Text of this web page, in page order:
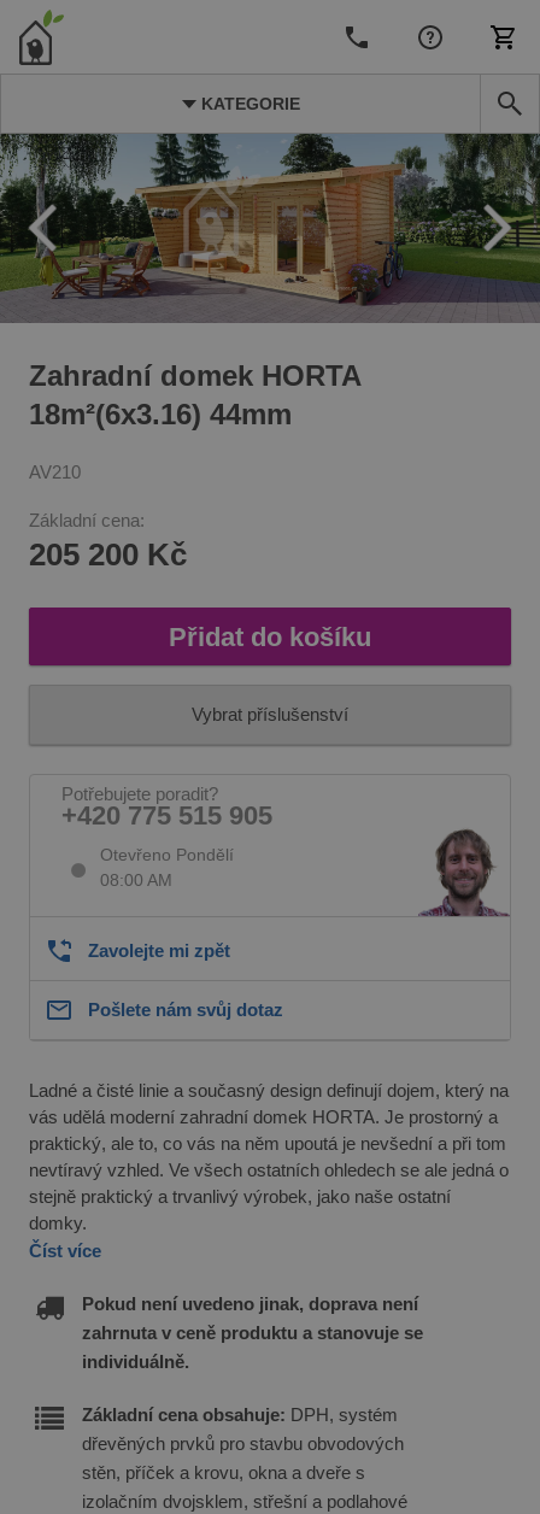
KATEGORIE
Zahradní domek HORTA
18m²(6x3.16) 44mm
AV210
Základní cena:
205 200 Kč
Přidat do košíku
Vybrat příslušenství
Potřebujete poradit?
+420 775 515 905
Otevřeno Pondělí
08:00 AM
Zavolejte mi zpět
Pošlete nám svůj dotaz
Ladné a čisté linie a současný design definují dojem, který na
vás udělá moderní zahradní domek HORTA. Je prostorný a
praktický, ale to, co vás na něm upoutá je nevšední a při tom
nevtíravý vzhled. Ve všech ostatních ohledech se ale jedná o
stejně praktický a trvanlivý výrobek, jako naše ostatní
domky.
Číst více
Pokud není uvedeno jinak, doprava není
zahrnuta v ceně produktu a stanovuje se
individuálně.
Základní cena obsahuje: DPH, systém
dřevěných prvků pro stavbu obvodových
stěn, příček a krovu, okna a dveře s
izolačním dvojsklem, střešní a podlahové